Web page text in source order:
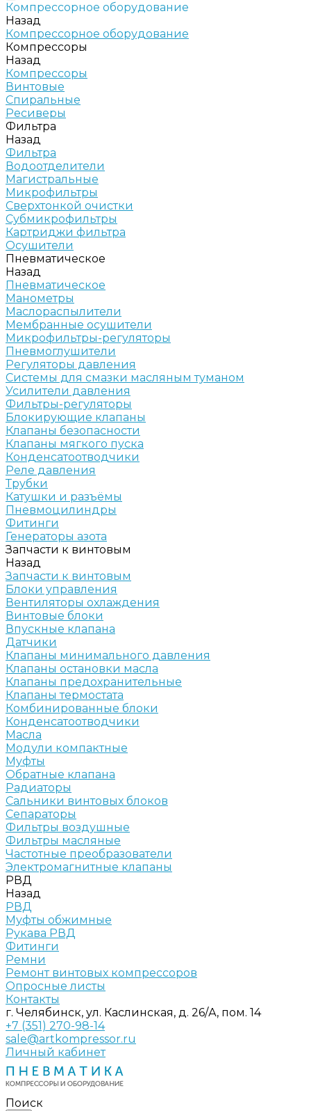
Компрессорное оборудование
Назад
Компрессорное оборудование
Компрессоры
Назад
Компрессоры
Винтовые
Спиральные
Ресиверы
Фильтра
Назад
Фильтра
Водоотделители
Магистральные
Микрофильтры
Сверхтонкой очистки
Субмикрофильтры
Картриджи фильтра
Осушители
Пневматическое
Назад
Пневматическое
Манометры
Маслораспылители
Мембранные осушители
Микрофильтры-регуляторы
Пневмоглушители
Регуляторы давления
Системы для смазки масляным туманом
Усилители давления
Фильтры-регуляторы
Блокирующие клапаны
Клапаны безопасности
Клапаны мягкого пуска
Конденсатоотводчики
Реле давления
Трубки
Катушки и разъёмы
Пневмоцилиндры
Фитинги
Генераторы азота
Запчасти к винтовым
Назад
Запчасти к винтовым
Блоки управления
Вентиляторы охлаждения
Винтовые блоки
Впускные клапана
Датчики
Клапаны минимального давления
Клапаны остановки масла
Клапаны предохранительные
Клапаны термостата
Комбинированные блоки
Конденсатоотводчики
Масла
Модули компактные
Муфты
Обратные клапана
Радиаторы
Сальники винтовых блоков
Сепараторы
Фильтры воздушные
Фильтры масляные
Частотные преобразователи
Электромагнитные клапаны
РВД
Назад
РВД
Муфты обжимные
Рукава РВД
Фитинги
Ремни
Ремонт винтовых компрессоров
Опросные листы
Контакты
г. Челябинск, ул. Каслинская, д. 26/А, пом. 14
+7 (351) 270-98-14
sale@artkompressor.ru
Личный кабинет
Поиск